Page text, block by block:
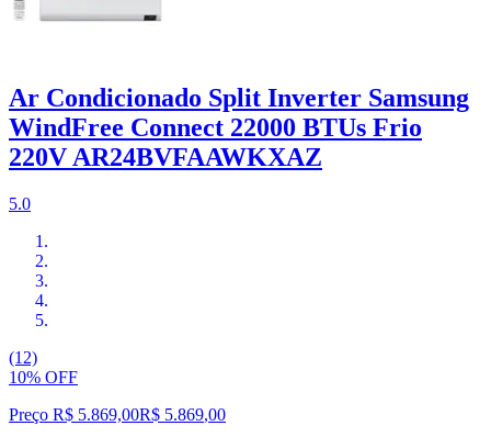
Ar Condicionado Split Inverter Samsung
WindFree Connect 22000 BTUs Frio
220V AR24BVFAAWKXAZ
5.0
(12)
10% OFF
Preço R$ 5.869,00R$ 5.869,00